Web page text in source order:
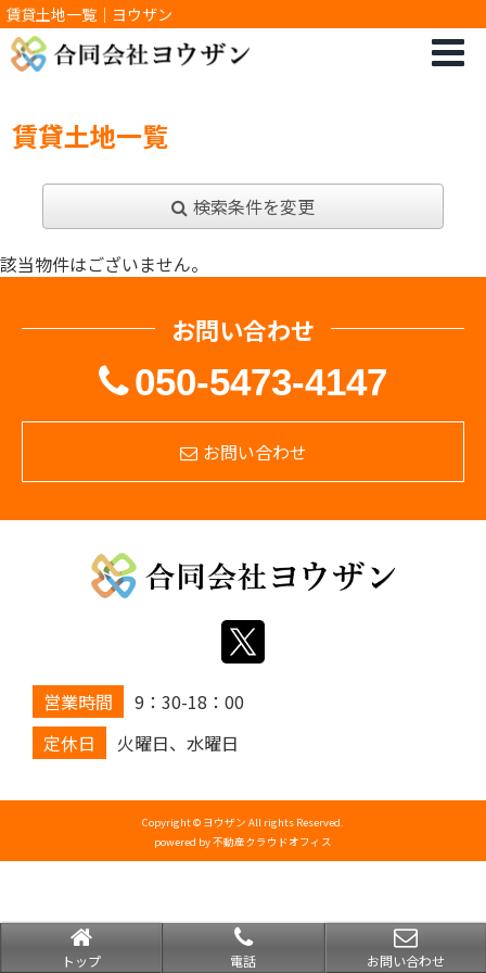
賃貸土地一覧｜ヨウザン
賃貸土地一覧
検索条件を変更
該当物件はございません。
トップ 電話 お問い合わせ
お問い合わせ
050-5473-4147
お問い合わせ
営業時間
9：30-18：00
定休日
火曜日、水曜日
Copyright © ヨウザン All rights Reserved.
powered by 不動産クラウドオフィス